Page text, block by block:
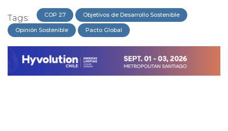
Tags: COP 27 Objetivos de Desarrollo Sostenible
Opinión Sostenible Pacto Global